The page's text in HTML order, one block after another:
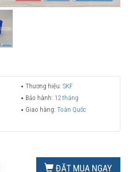
Thương hiệu: SKF
Bảo hành: 12 tháng
Giao hàng: Toàn Quốc
ĐẶT MUA NGAY